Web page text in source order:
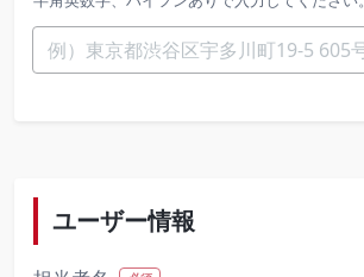
ユーザー情報